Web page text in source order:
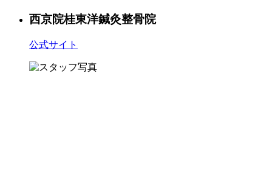
西京院桂東洋鍼灸整骨院
公式サイト